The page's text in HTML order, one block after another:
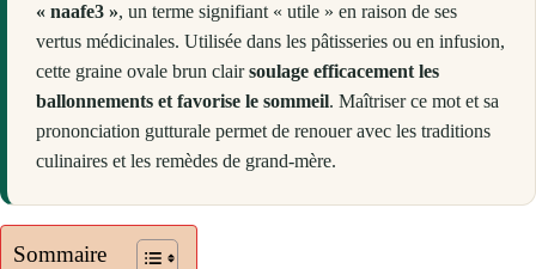
« naafe3 », un terme signifiant « utile » en raison de ses
vertus médicinales. Utilisée dans les pâtisseries ou en infusion,
cette graine ovale brun clairsoulage efficacement les
ballonnements et favorise le sommeil. Maîtriser ce mot et sa
prononciation gutturale permet de renouer avec les traditions
culinaires et les remèdes de grand-mère.
Sommaire